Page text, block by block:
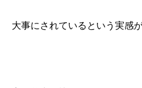
大事にされているという実感